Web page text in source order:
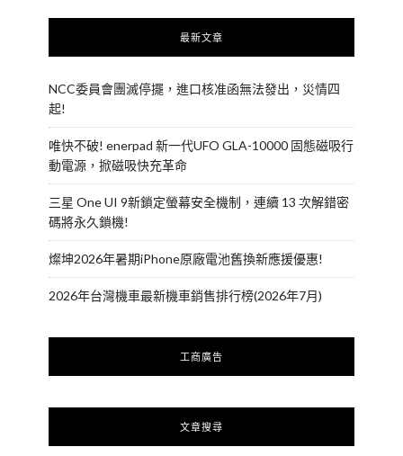
最新文章
NCC委員會團滅停擺，進口核准函無法發出，災情四
起!
唯快不破! enerpad 新一代UFO GLA-10000 固態磁吸行
動電源，掀磁吸快充革命
三星 One UI 9新鎖定螢幕安全機制，連續 13 次解錯密
碼將永久鎖機!
燦坤2026年暑期iPhone原廠電池舊換新應援優惠!
2026年台灣機車最新機車銷售排行榜(2026年7月)
工商廣告
文章搜尋